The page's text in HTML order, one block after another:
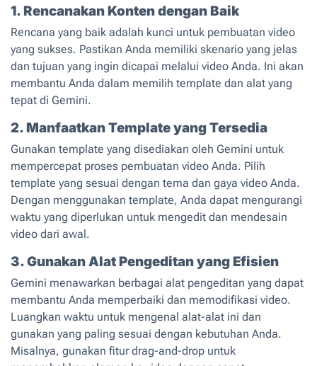
1. Rencanakan Konten dengan Baik
Rencana yang baik adalah kunci untuk pembuatan video
yang sukses. Pastikan Anda memiliki skenario yang jelas
dan tujuan yang ingin dicapai melalui video Anda. Ini akan
membantu Anda dalam memilih template dan alat yang
tepat di Gemini.
2. Manfaatkan Template yang Tersedia
Gunakan template yang disediakan oleh Gemini untuk
mempercepat proses pembuatan video Anda. Pilih
template yang sesuai dengan tema dan gaya video Anda.
Dengan menggunakan template, Anda dapat mengurangi
waktu yang diperlukan untuk mengedit dan mendesain
video dari awal.
3. Gunakan Alat Pengeditan yang Efisien
Gemini menawarkan berbagai alat pengeditan yang dapat
membantu Anda memperbaiki dan memodifikasi video.
Luangkan waktu untuk mengenal alat-alat ini dan
gunakan yang paling sesuai dengan kebutuhan Anda.
Misalnya, gunakan fitur drag-and-drop untuk